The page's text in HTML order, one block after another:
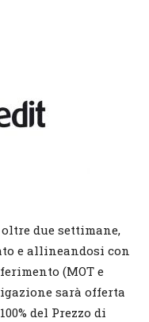
due settimane,
e allineandosi con
(MOT e
sarà offerta
del Prezzo di